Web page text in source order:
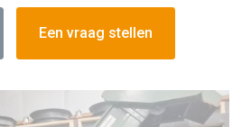
Een vraag stellen